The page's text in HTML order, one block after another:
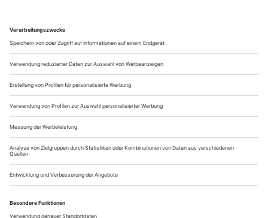
Wann gibt es schon einmal so etwas: Ein Crossover zwischen
zwei Künsten gelingt – was nicht zuletzt damit zu tun hat,
dass man sich an keinen Ort fest gebunden, sondern sich für
eine ungewöhnliche, riskante, freie Produktionsweise
entschieden hat . Und als Konsequenz setzt man die Sache
nicht nur fort, sondern gründet genau dafür einen eigenen
Ort. Genau so ist das...
Dave St-Pierre
Working on the edge – between the beautiful and the kitsch
– is Montréal choreographer Dave St-Pierre, well-deserving of
the title of VIP 2007 for his work “Un peu de tendresse